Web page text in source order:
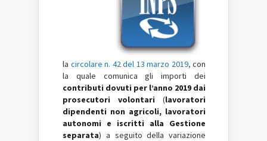
la circolare n. 42 del 13 marzo 2019, con
la quale comunica gli importi dei
contributi dovuti per l’anno 2019 dai
prosecutori volontari (lavoratori
dipendenti non agricoli, lavoratori
autonomi e iscritti alla Gestione
separata) a seguito della variazione